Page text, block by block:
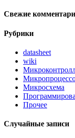
Свежие
Рубрики
datasheet
wiki
Микросхема
Прочее
Случайные записи